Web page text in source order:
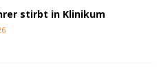
stirbt in Klinikum